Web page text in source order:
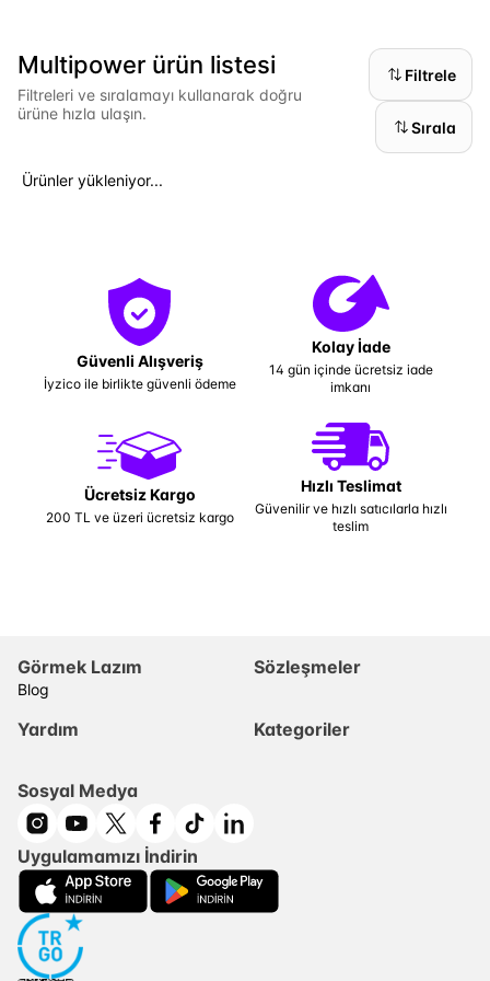
Multipower ürün listesi
Filtreleri ve sıralamayı kullanarak doğru
ürüne hızla ulaşın.
Filtrele
Sırala
Ürünler yükleniyor...
Güvenli Alışveriş
İyzico ile birlikte güvenli ödeme
Kolay İade
14 gün içinde ücretsiz iade
imkanı
Ücretsiz Kargo
200 TL ve üzeri ücretsiz kargo
Hızlı Teslimat
Güvenilir ve hızlı satıcılarla hızlı
teslim
Görmek Lazım
Blog
Sözleşmeler
Yardım Kategoriler
Sosyal Medya
Uygulamamızı İndirin